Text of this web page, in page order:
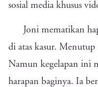
sosial media khusus
Joni mematikan
di atas kasur.
Namun kegelapan ini
harapan baginya. Ia